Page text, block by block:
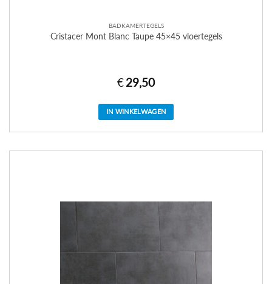
BADKAMERTEGELS
Cristacer Mont Blanc Taupe 45×45 vloertegels
€29,50
IN WINKELWAGEN